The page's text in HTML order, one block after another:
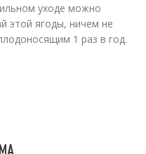
уходе можно
этой ягоды, ничем не
1 раз в год.